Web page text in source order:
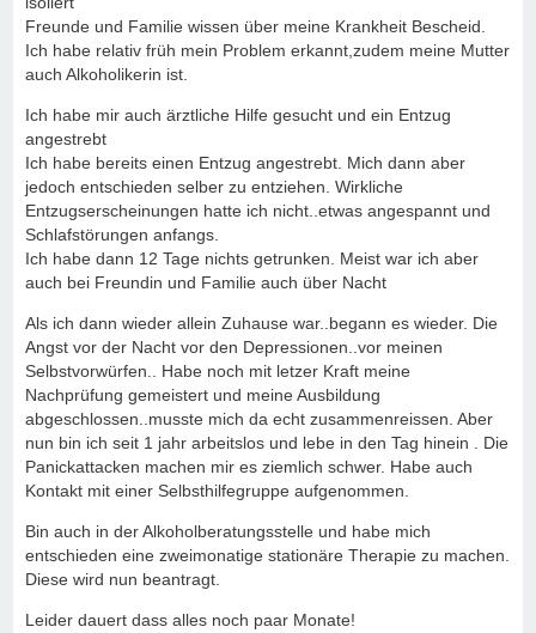
Freunde und Familie wissen über meine Krankheit Bescheid.
Ich habe relativ früh mein Problem erkannt,zudem meine Mutter
auch Alkoholikerin ist.
Ich habe mir auch ärztliche Hilfe gesucht und ein Entzug
angestrebt
Ich habe bereits einen Entzug angestrebt. Mich dann aber
jedoch entschieden selber zu entziehen. Wirkliche
Entzugserscheinungen hatte ich nicht..etwas angespannt und
Schlafstörungen anfangs.
Ich habe dann 12 Tage nichts getrunken. Meist war ich aber
auch bei Freundin und Familie auch über Nacht
Als ich dann wieder allein Zuhause war..begann es wieder. Die
Angst vor der Nacht vor den Depressionen..vor meinen
Selbstvorwürfen.. Habe noch mit letzer Kraft meine
Nachprüfung gemeistert und meine Ausbildung
abgeschlossen..musste mich da echt zusammenreissen. Aber
nun bin ich seit 1 jahr arbeitslos und lebe in den Tag hinein . Die
Panickattacken machen mir es ziemlich schwer. Habe auch
Kontakt mit einer Selbsthilfegruppe aufgenommen.
Bin auch in der Alkoholberatungsstelle und habe mich
entschieden eine zweimonatige stationäre Therapie zu machen.
Diese wird nun beantragt.
Leider dauert dass alles noch paar Monate!